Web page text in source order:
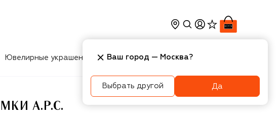
Ювелирные украшения Косметика Интерьер
A.P.C.
Ваш город — Москва?
Выбрать другой Да